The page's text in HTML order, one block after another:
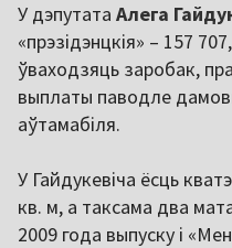
У дэпутата Алега
«прэзідэнцкія» – 157
ўваходзяць заробак,
выплаты паводле
аўтамабіля.
У Гайдукевіча ёсць
кв. м, а таксама два
2009 года выпуску і